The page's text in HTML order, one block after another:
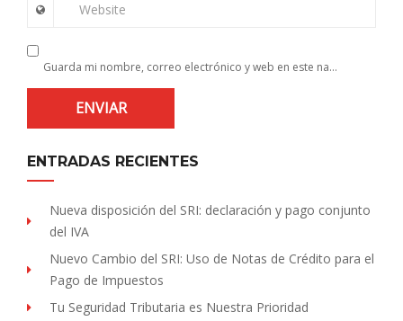
Website
Guarda mi nombre, correo electrónico y web en este navegador para la próxima vez que comente.
ENTRADAS RECIENTES
Nueva disposición del SRI: declaración y pago conjunto
del IVA
Nuevo Cambio del SRI: Uso de Notas de Crédito para el
Pago de Impuestos
Tu Seguridad Tributaria es Nuestra Prioridad